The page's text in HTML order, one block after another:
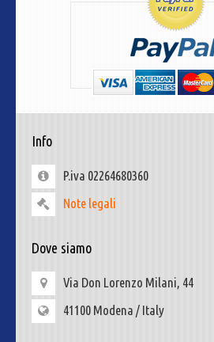
Info
P.iva 02264680360
Note legali
Dove siamo
Via Don Lorenzo Milani, 44
41100 Modena / Italy